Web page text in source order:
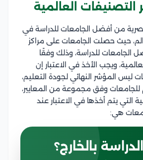
العالمية
من أفضل الجامعات للدراسة في
حيث حصلت الجامعات على مراكز
للدراسة، وذلك وفقًا
ويجب الأخذ في الاعتبار إن
ليس المؤشر النهائي لجودة التعليم،
للجامعات وفق مجموعة من المعايير،
التي يتم أخذها في الاعتبار عند
هي:
بالخارج؟